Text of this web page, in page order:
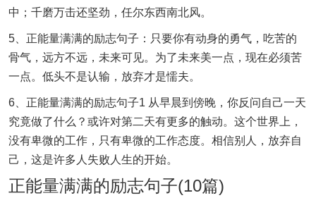
中；千磨万击还坚劲，任尔东西南北风。
5、正能量满满的励志句子：只要你有动身的勇气，吃苦的
骨气，远方不远，未来可见。为了未来美一点，现在必须苦
一点。低头不是认输，放弃才是懦夫。
6、正能量满满的励志句子1 从早晨到傍晚，你反问自己一天
究竟做了什么？或许对第二天有更多的触动。这个世界上，
没有卑微的工作，只有卑微的工作态度。相信别人，放弃自
己，这是许多人失败人生的开始。
正能量满满的励志句子(10篇)